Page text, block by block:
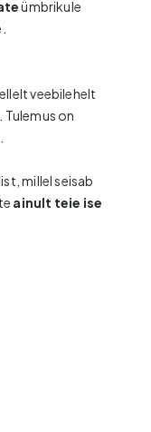
ümbrikule
veebilehelt
on
millel seisab
ainult teie ise